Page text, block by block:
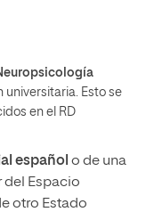
universitaria. Esto se
en el RD
español o de una
Espacio
otro Estado